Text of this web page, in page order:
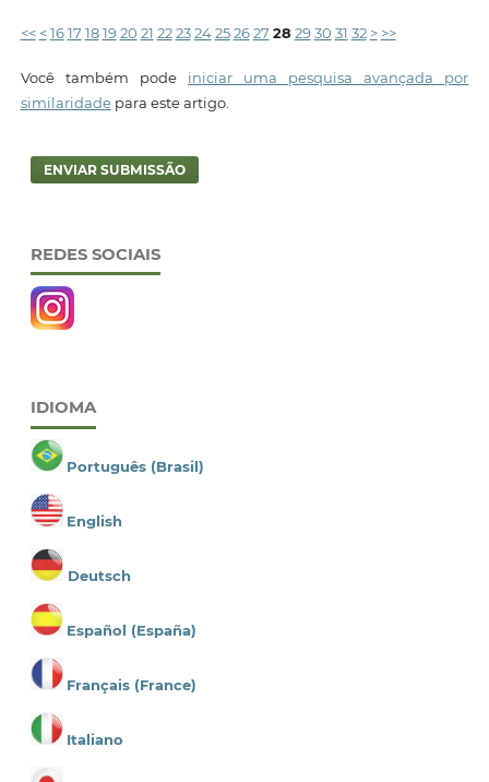
<< < 16 17 18 19 20 21 22 23 24 25 26 27 28 29 30 31 32 > >>
Você também pode iniciar uma pesquisa avançada por
similaridadepara este artigo.
ENVIAR SUBMISSÃO
REDES SOCIAIS
IDIOMA
Português (Brasil)
English
Deutsch
Español (España)
Français (France)
Italiano